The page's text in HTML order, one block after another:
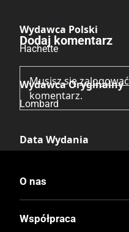
Wydawca Polski
Hachette
Wydawca Oryginalny
Lombard
Data Wydania
Druk
Kolor
Dodaj komentarz
Musisz sięzalogować
komentarz.
O nas
Współpraca